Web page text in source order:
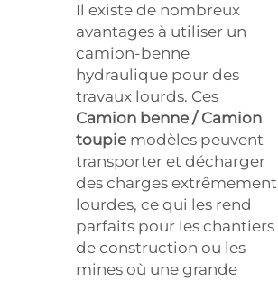
Il existe de nombreux
avantages à utiliser un
camion-benne
hydraulique pour des
travaux lourds. Ces
Camion benne / Camion
toupie modèles peuvent
transporter et décharger
des charges extrêmement
lourdes, ce qui les rend
parfaits pour les chantiers
de construction ou les
mines où une grande